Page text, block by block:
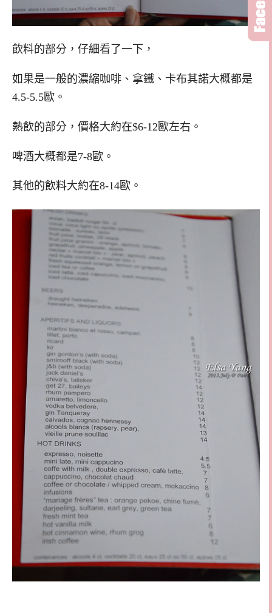
飲料的部分，仔細看了一下，
如果是一般的濃縮咖啡、拿鐵、卡布其諾大概都是
4.5-5.5歐。
熱飲的部分，價格大約在$6-12歐左右。
啤酒大概都是7-8歐。
其他的飲料大約在8-14歐。